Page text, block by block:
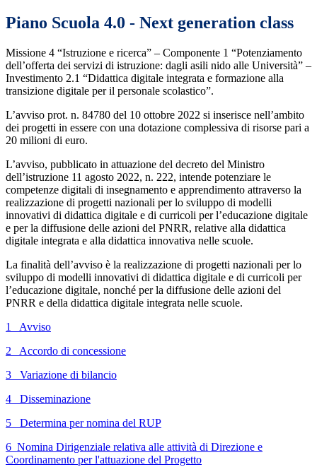
Piano Scuola 4.0 - Next generation class
Missione 4 “Istruzione e ricerca” – Componente 1 “Potenziamento
dell’offerta dei servizi di istruzione: dagli asili nido alle Università” –
Investimento 2.1 “Didattica digitale integrata e formazione alla
transizione digitale per il personale scolastico”.
L’avviso prot. n. 84780 del 10 ottobre 2022 si inserisce nell’ambito
dei progetti in essere con una dotazione complessiva di risorse pari a
20 milioni di euro.
L’avviso, pubblicato in attuazione del decreto del Ministro
dell’istruzione 11 agosto 2022, n. 222, intende potenziare le
competenze digitali di insegnamento e apprendimento attraverso la
realizzazione di progetti nazionali per lo sviluppo di modelli
innovativi di didattica digitale e di curricoli per l’educazione digitale
e per la diffusione delle azioni del PNRR, relative alla didattica
digitale integrata e alla didattica innovativa nelle scuole.
La finalità dell’avviso è la realizzazione di progetti nazionali per lo
sviluppo di modelli innovativi di didattica digitale e di curricoli per
l’educazione digitale, nonché per la diffusione delle azioni del
PNRR e della didattica digitale integrata nelle scuole.
1_ Avviso
2_ Accordo di concessione
3_ Variazione di bilancio
4_ Disseminazione
5_ Determina per nomina del RUP
6_Nomina Dirigenziale relativa alle attività di Direzione e
Coordinamento per l'attuazione del Progetto